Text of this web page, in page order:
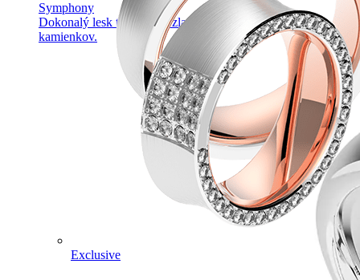
Symphony
Dokonalý lesk tradičného zlata s decentnou iskrou
kamienkov.
Exclusive